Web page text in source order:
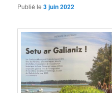
Publié le3 juin 2022